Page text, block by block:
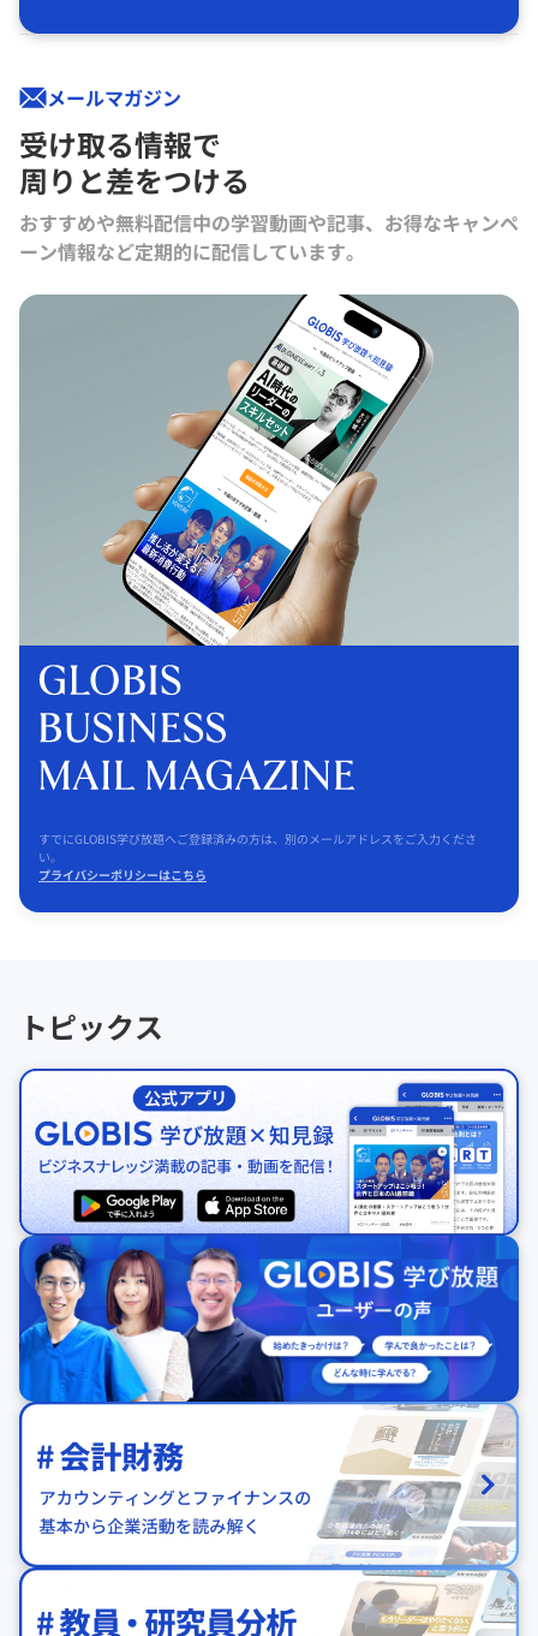
メールマガジン
受け取る情報で
周りと差をつける
おすすめや無料配信中の学習動画や記事、お得なキャンペ
ーン情報など定期的に配信しています。
すでにGLOBIS学び放題へご登録済みの方は、別のメールアドレスをご入力くださ
い。
プライバシーポリシーはこちら
トピックス